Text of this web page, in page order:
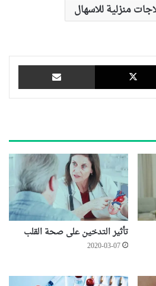
منزلية للاسهال
‫X
تأثير التدخين على صحة القلب
2020-03-07